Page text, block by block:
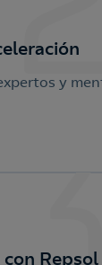
y
Repsol